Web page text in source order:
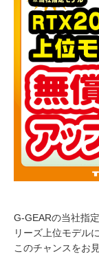
G-GEARの当社指
リーズ上位モデル
このチャンスをお